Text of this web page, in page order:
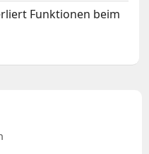
Funktionen beim